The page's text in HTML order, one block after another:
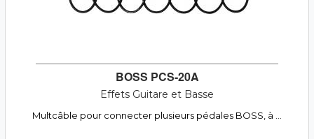
BOSS PCS-20A
Effets Guitare et Basse
Multcâble pour connecter plusieurs pédales BOSS, à ...